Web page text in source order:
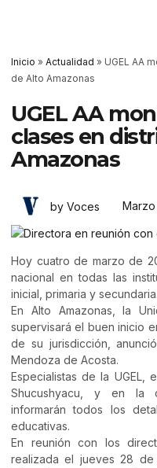
Inicio » Actualidad » UGEL AA
de Alto Amazonas
UGEL AA
clases en
Amazonas
by Voces Marzo
Hoy cuatro de marzo de
nacional en todas las
inicial, primaria y secundaria.
En Alto Amazonas, la
supervisará el buen inicio
de su jurisdicción,
Mendoza de Acosta.
Especialistas de la UGEL,
Shucushyacu, y en la
informarán todos los
educativas.
En reunión con los
realizada el jueves 28 de